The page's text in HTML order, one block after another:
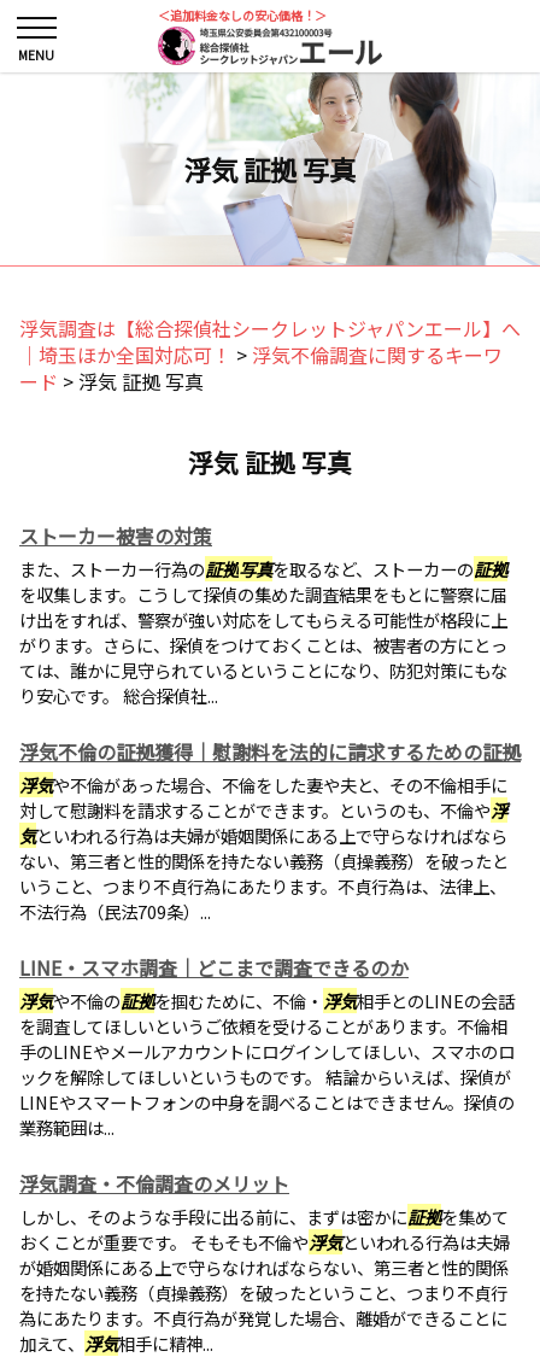
浮気 証拠 写真
＜追加料金なしの安心価格！＞
浮気調査は【総合探偵社シークレットジャパンエール】へ
｜埼玉ほか全国対応可！ > 浮気不倫調査に関するキーワ
ード > 浮気 証拠 写真
浮気 証拠 写真
ストーカー被害の対策
また、ストーカー行為の証拠写真を取るなど、ストーカーの証拠
を収集します。こうして探偵の集めた調査結果をもとに警察に届
け出をすれば、警察が強い対応をしてもらえる可能性が格段に上
がります。さらに、探偵をつけておくことは、被害者の方にとっ
ては、誰かに見守られているということになり、防犯対策にもな
り安心です。 総合探偵社...
浮気不倫の証拠獲得｜慰謝料を法的に請求するための証拠
浮気や不倫があった場合、不倫をした妻や夫と、その不倫相手に
対して慰謝料を請求することができます。というのも、不倫や浮
気といわれる行為は夫婦が婚姻関係にある上で守らなければなら
ない、第三者と性的関係を持たない義務（貞操義務）を破ったと
いうこと、つまり不貞行為にあたります。不貞行為は、法律上、
不法行為（民法709条）...
LINE・スマホ調査｜どこまで調査できるのか
浮気や不倫の証拠を掴むために、不倫・ 浮気相手とのLINEの会話
を調査してほしいというご依頼を受けることがあります。不倫相
手のLINEやメールアカウントにログインしてほしい、スマホのロ
ックを解除してほしいというものです。 結論からいえば、探偵が
LINEやスマートフォンの中身を調べることはできません。探偵の
業務範囲は...
浮気調査・不倫調査のメリット
しかし、そのような手段に出る前に、まずは密かに証拠を集めて
おくことが重要です。 そもそも不倫や浮気といわれる行為は夫婦
が婚姻関係にある上で守らなければならない、第三者と性的関係
を持たない義務（貞操義務）を破ったということ、つまり不貞行
為にあたります。不貞行為が発覚した場合、離婚ができることに
加えて、 浮気相手に精神...